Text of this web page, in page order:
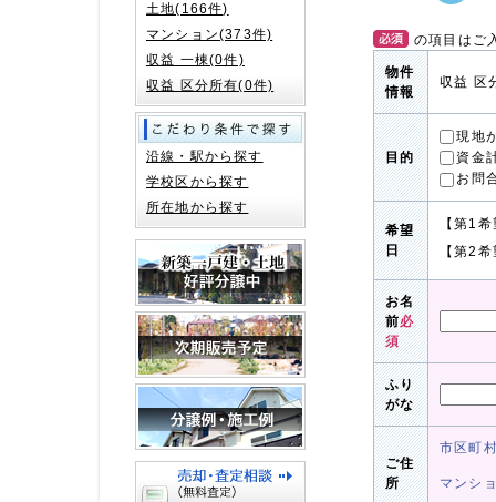
の項目はご
物件
情報
収益 区
目的
現地
資金
お問
希望
日
【第1
【第2
お名
前必
須
ふり
がな
ご住
所
市区町
マンシ
土地(166件)
マンション(373件)
収益 一棟(0件)
収益 区分所有(0件)
沿線・駅から探す
学校区から探す
所在地から探す